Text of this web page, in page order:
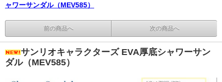
ャワーサンダル（MEV585）
前の商品へ 次の商品へ
サンリオキャラクターズ EVA厚底シャワーサン
ダル（MEV585）